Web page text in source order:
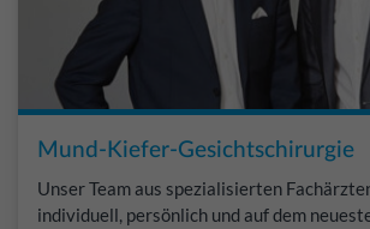
Mund-Kiefer-Gesichtschirurgie
Unser Team aus spezialisierten
individuell, persönlich und auf dem